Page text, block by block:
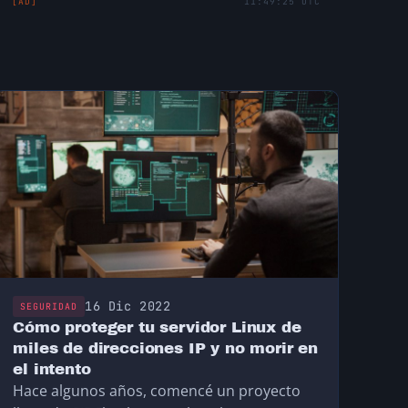
SEGURIDAD 16 Dic 2022
Cómo proteger tu servidor Linux de
miles de direcciones IP y no morir en
el intento
Hace algunos años, comencé un proyecto